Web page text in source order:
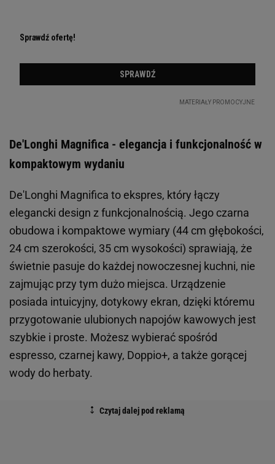
De'Longhi Magnifica - elegancja i funkcjonalność w
kompaktowym wydaniu
De'Longhi Magnifica to ekspres, który łączy
elegancki design z funkcjonalnością. Jego czarna
obudowa i kompaktowe wymiary (44 cm głębokości,
24 cm szerokości, 35 cm wysokości) sprawiają, że
świetnie pasuje do każdej nowoczesnej kuchni, nie
zajmując przy tym dużo miejsca. Urządzenie
posiada intuicyjny, dotykowy ekran, dzięki któremu
przygotowanie ulubionych napojów kawowych jest
szybkie i proste. Możesz wybierać spośród
espresso, czarnej kawy, Doppio+, a także gorącej
wody do herbaty.